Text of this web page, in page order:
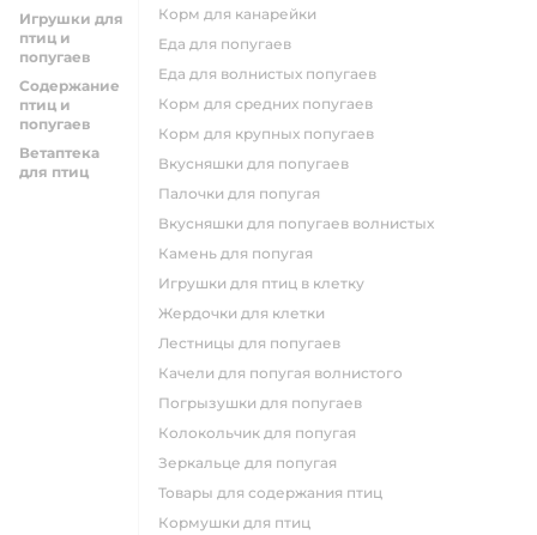
Игрушки для
птиц и
попугаев
Содержание
птиц и
попугаев
Ветаптека
для птиц
корм для канарейки
еда для попугаев
еда для волнистых попугаев
корм для средних попугаев
корм для крупных попугаев
вкусняшки для попугаев
палочки для попугая
вкусняшки для попугаев волнистых
камень для попугая
игрушки для птиц в клетку
жердочки для клетки
лестницы для попугаев
качели для попугая волнистого
погрызушки для попугаев
колокольчик для попугая
зеркальце для попугая
товары для содержания птиц
кормушки для птиц